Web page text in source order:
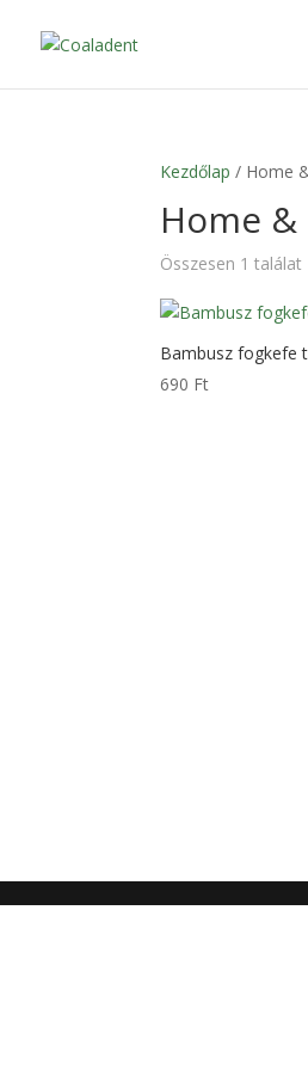
Kezdőlap / Home
Home
Összesen 1 találat
Bambusz fogkefe
690 Ft